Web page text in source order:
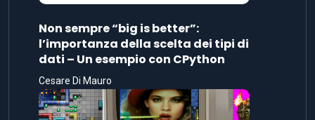
Non sempre “big is better”:
l’importanza della scelta dei tipi di
dati – Un esempio con CPython
Cesare Di Mauro